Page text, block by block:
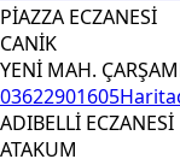
PİAZZA ECZANESİ
CANİK
YENİ MAH.
03622901605
ADIBELLİ ECZANESİ
ATAKUM